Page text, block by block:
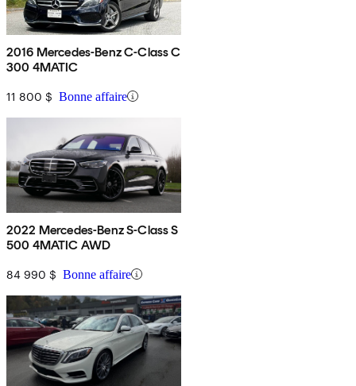
2016 Mercedes-Benz C-Class C
300 4MATIC
11 800 $ Bonne affaire
2022 Mercedes-Benz S-Class S
500 4MATIC AWD
84 990 $ Bonne affaire